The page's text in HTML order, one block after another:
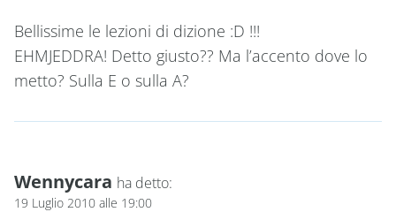
Bellissime le lezioni di dizione :D !!!
EHMJEDDRA! Detto giusto?? Ma l’accento dove lo
metto? Sulla E o sulla A?
Wennycara ha detto:
19 Luglio 2010 alle 19:00